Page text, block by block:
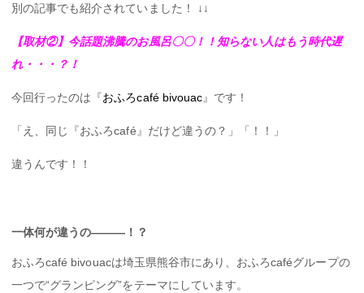
別の記事でも紹介されていました！ ↓↓
【取材②】今話題沸騰のお風呂〇〇！！知らない人はもう時代遅
れ・・・？！
今回行ったのは『おふろcafé bivouac』です！
「え、同じ『おふろcafé』だけど違うの？」「！！」
違うんです！！
一体何が違うの———！？
おふろcafé bivouacは埼玉県熊谷市にあり、おふろcaféグループの
一つで“グランピング”をテーマにしています。